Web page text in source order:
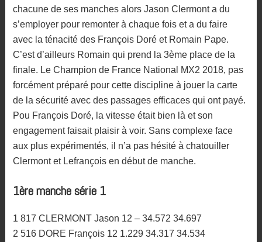
chacune de ses manches alors Jason Clermont a du
s’employer pour remonter à chaque fois et a du faire
avec la ténacité des François Doré et Romain Pape.
C’est d’ailleurs Romain qui prend la 3ème place de la
finale. Le Champion de France National MX2 2018, pas
forcément préparé pour cette discipline à jouer la carte
de la sécurité avec des passages efficaces qui ont payé.
Pou François Doré, la vitesse était bien là et son
engagement faisait plaisir à voir. Sans complexe face
aux plus expérimentés, il n’a pas hésité à chatouiller
Clermont et Lefrançois en début de manche.
1ère manche série 1
1 817 CLERMONT Jason 12 – 34.572 34.697
2 516 DORE François 12 1.229 34.317 34.534